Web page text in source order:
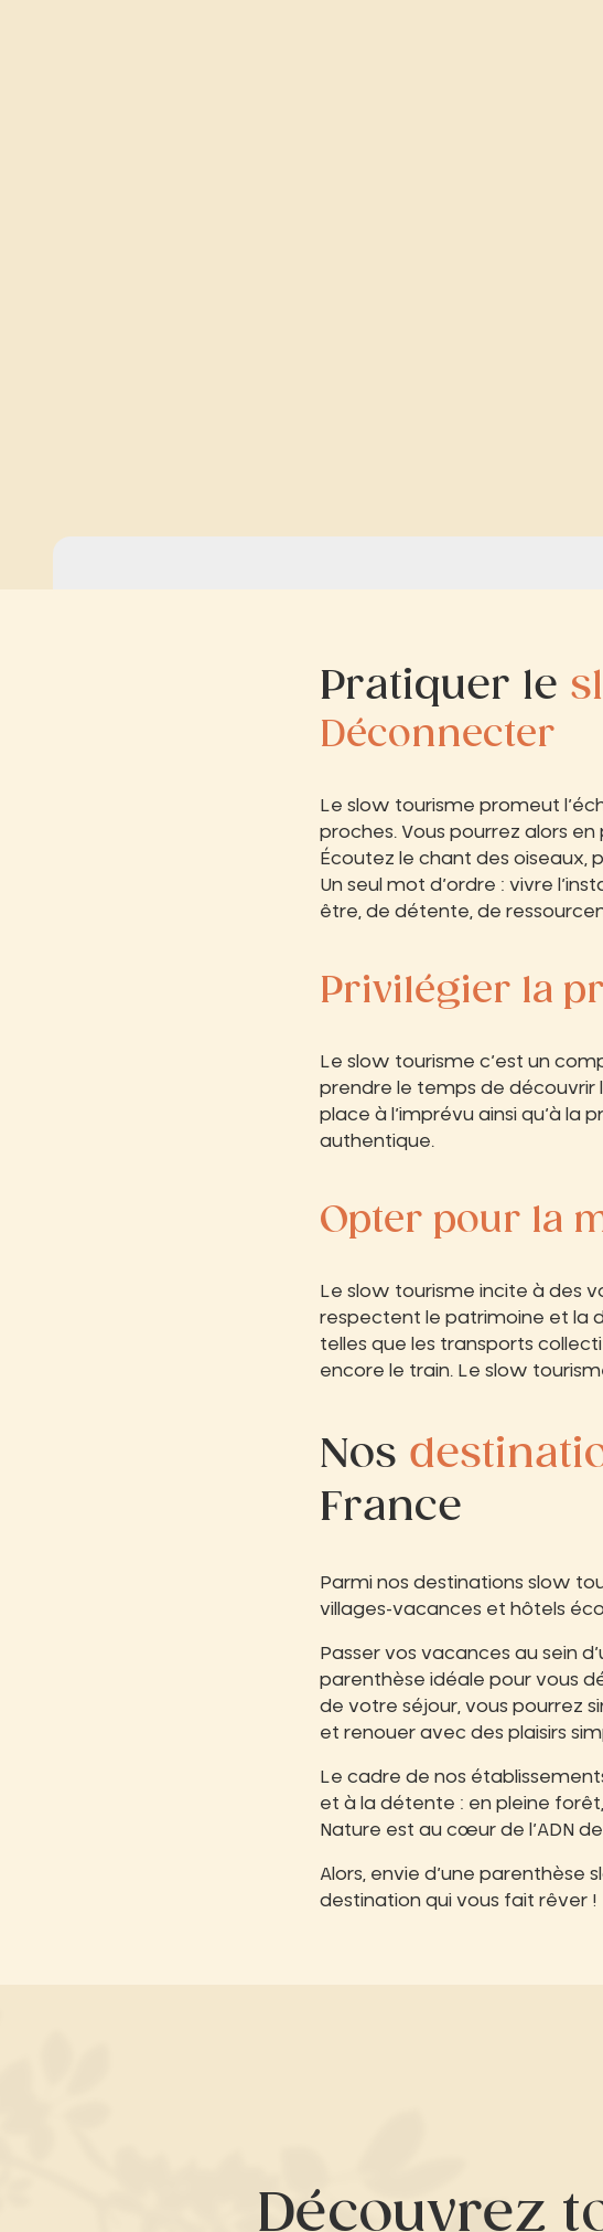
Pratiquer le
Déconnecter
Le slow tourisme promeut
proches. Vous pourrez alors
Écoutez le chant des oiseaux,
Un seul mot d’ordre : vivre
être, de détente, de
Privilégier la
Le slow tourisme c’est un
prendre le temps de découvrir
place à l’imprévu ainsi qu’à la
authentique.
Opter pour la
Le slow tourisme incite à des
respectent le patrimoine et la
telles que les transports
encore le train. Le slow
Nos
France
Parmi nos destinations slow
villages-vacances et hôtels
Passer vos vacances au sein
parenthèse idéale pour vous
de votre séjour, vous pourrez
et renouer avec des plaisirs
Le cadre de nos
et à la détente : en pleine
Nature est au cœur de l’ADN
Alors, envie d’une parenthèse
destination qui vous fait rêver !
Découvrez